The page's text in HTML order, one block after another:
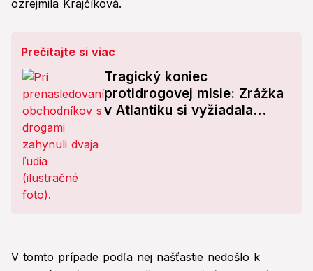
ozrejmila Krajčíková.
Prečítajte si viac
Tragický koniec
protidrogovej misie: Zrážka
v Atlantiku si vyžiadala
V tomto prípade podľa nej našťastie nedošlo k